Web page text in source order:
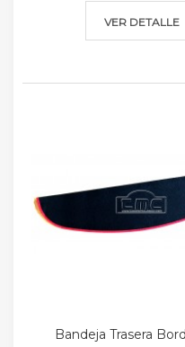
VER DETALLE
Bandeja Trasera